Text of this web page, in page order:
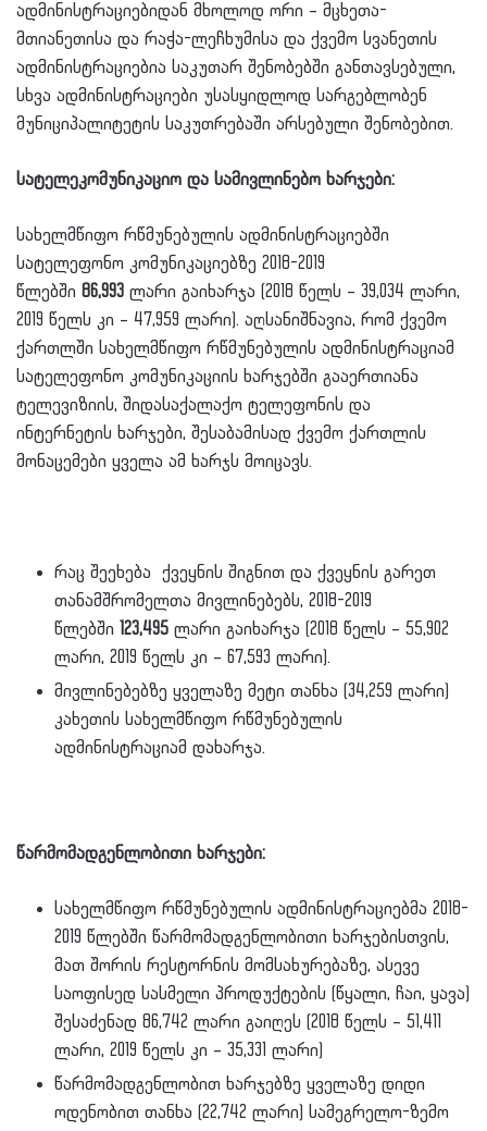
ადმინისტრაციებიდან მხოლოდ ორი – მცხეთა-
მთიანეთისა და რაჭა-ლეჩხუმისა და ქვემო სვანეთის
ადმინისტრაციებია საკუთარ შენობებში განთავსებული,
სხვა ადმინისტრაციები უსასყიდლოდ სარგებლობენ
მუნიციპალიტეტის საკუთრებაში არსებული შენობებით.
სატელეკომუნიკაციო და სამივლინებო ხარჯები:
სახელმწიფო რწმუნებულის ადმინისტრაციებში
სატელეფონო კომუნიკაციებზე 2018-2019
წლებში 86,993 ლარი გაიხარჯა (2018 წელს – 39,034 ლარი,
2019 წელს კი – 47,959 ლარი). აღსანიშნავია, რომ ქვემო
ქართლში სახელმწიფო რწმუნებულის ადმინისტრაციამ
სატელეფონო კომუნიკაციის ხარჯებში გააერთიანა
ტელევიზიის, შიდასაქალაქო ტელეფონის და
ინტერნეტის ხარჯები, შესაბამისად ქვემო ქართლის
მონაცემები ყველა ამ ხარჯს მოიცავს.
რაც შეეხება ქვეყნის შიგნით და ქვეყნის გარეთ
თანამშრომელთა მივლინებებს, 2018-2019
წლებში 123,495 ლარი გაიხარჯა (2018 წელს – 55,902
ლარი, 2019 წელს კი – 67,593 ლარი).
მივლინებებზე ყველაზე მეტი თანხა (34,259 ლარი)
კახეთის სახელმწიფო რწმუნებულის
ადმინისტრაციამ დახარჯა.
წარმომადგენლობითი ხარჯები:
სახელმწიფო რწმუნებულის ადმინისტრაციებმა 2018-
2019 წლებში წარმომადგენლობითი ხარჯებისთვის,
მათ შორის რესტორნის მომსახურებაზე, ასევე
საოფისედ სასმელი პროდუქტების (წყალი, ჩაი, ყავა)
შესაძენად 86,742 ლარი გაიღეს (2018 წელს – 51,411
ლარი, 2019 წელს კი – 35,331 ლარი)
წარმომადგენლობით ხარჯებზე ყველაზე დიდი
ოდენობით თანხა (22,742 ლარი) სამეგრელო-ზემო